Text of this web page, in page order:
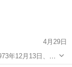
4月29日